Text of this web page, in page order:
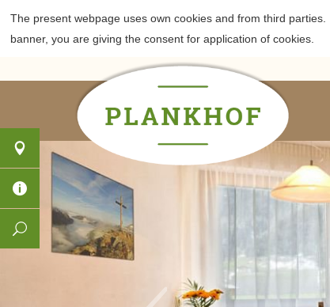
The present webpage uses own cookies and from third parties.
banner, you are giving the consent for application of cookies.